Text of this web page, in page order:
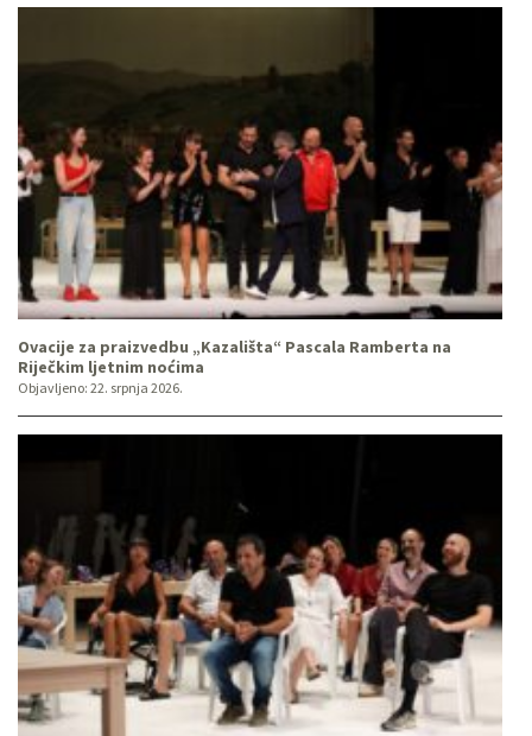
Ovacije za praizvedbu „Kazališta“ Pascala Ramberta na
Riječkim ljetnim noćima
Objavljeno: 22. srpnja 2026.